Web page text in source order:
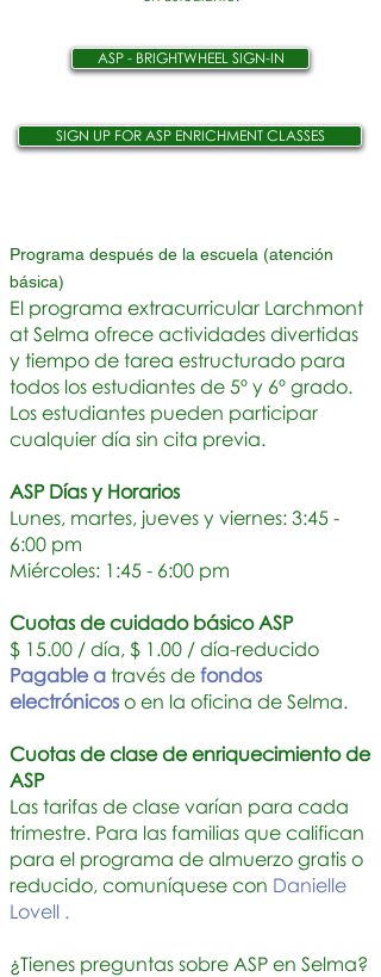
ASP - BRIGHTWHEEL SIGN-IN
SIGN UP FOR ASP ENRICHMENT CLASSES
Programa después de la escuela (atención
básica)
El programa extracurricular Larchmont
at Selma ofrece actividades divertidas
y tiempo de tarea estructurado para
todos los estudiantes de 5º y 6º grado.
Los estudiantes pueden participar
cualquier día sin cita previa.
ASP Días y Horarios
Lunes, martes, jueves y viernes: 3:45 -
6:00 pm
Miércoles: 1:45 - 6:00 pm
Cuotas de cuidado básico ASP
$ 15.00 / día, $ 1.00 / día-reducido
Pagable a través de fondos
electrónicos o en la oficina de Selma.
Cuotas de clase de enriquecimiento de
ASP
Las tarifas de clase varían para cada
trimestre. Para las familias que califican
para el programa de almuerzo gratis o
reducido, comuníquese con Danielle
Lovell .
¿Tienes preguntas sobre ASP en Selma?